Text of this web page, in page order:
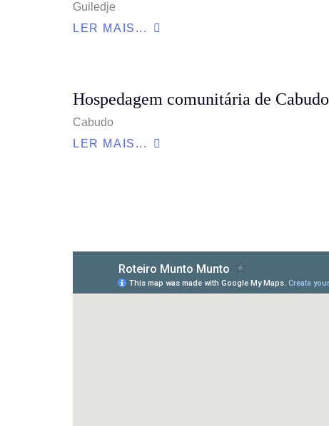
Guiledje
LER MAIS...
Hospedagem comunitária de Cabudo
Cabudo
LER MAIS...